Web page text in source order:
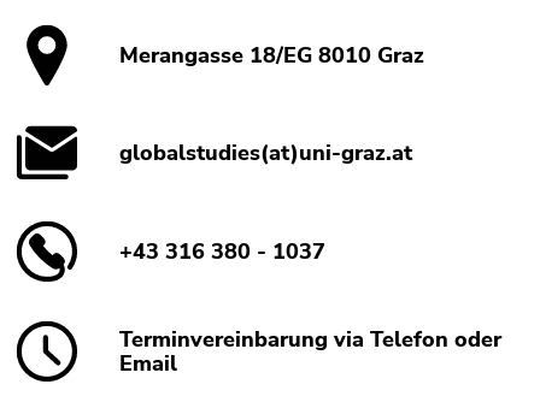
Merangasse 18/EG 8010 Graz
globalstudies(at)uni-graz.at
+43 316 380 - 1037
Terminvereinbarung via Telefon oder
Email